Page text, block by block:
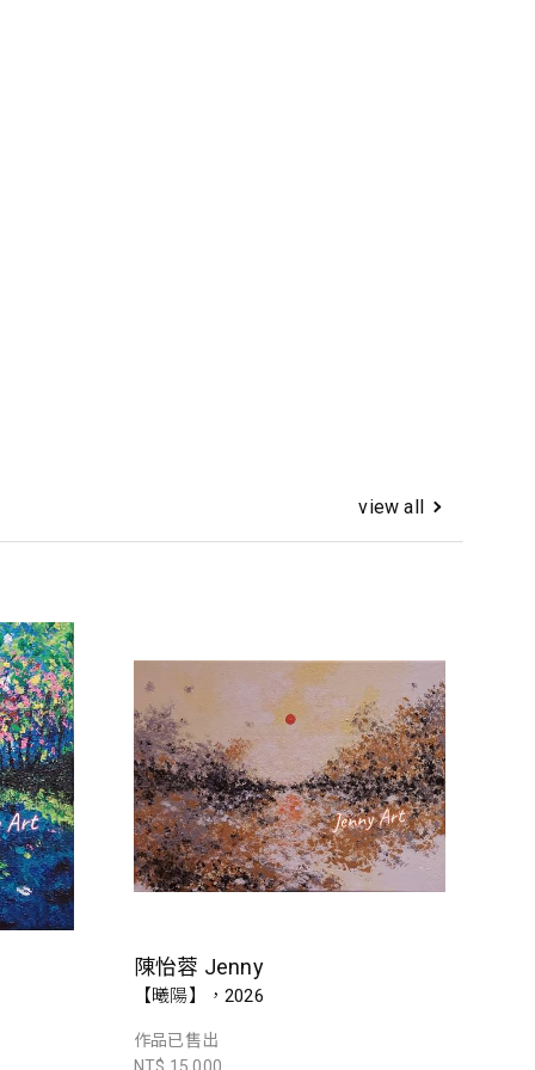
view all
陳怡蓉 Jenny
【曦陽】，2026
作品已售出
NT$ 15,000